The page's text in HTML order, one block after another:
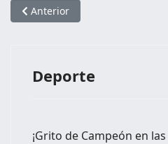
Artículo anterior: FESTIVAL
Anterior
Deporte
¡Grito de Campeón en